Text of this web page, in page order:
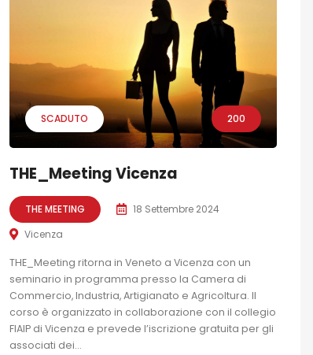
SCADUTO 200
THE_Meeting Vicenza
THE MEETING
18 Settembre 2024
Vicenza
THE_Meeting ritorna in Veneto a Vicenza con un
seminario in programma presso la Camera di
Commercio, Industria, Artigianato e Agricoltura. Il
corso è organizzato in collaborazione con il collegio
FIAIP di Vicenza e prevede l’iscrizione gratuita per gli
associati dei...